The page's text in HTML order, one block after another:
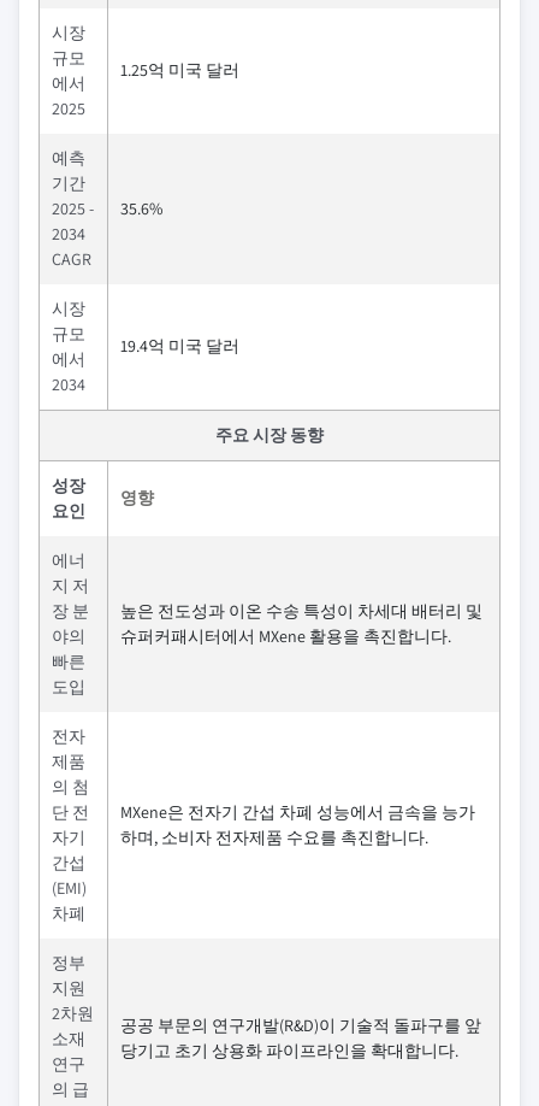
시장
규모
에서
2025
1.25억 미국 달러
예측
기간
2025 -
2034
CAGR
35.6%
시장
규모
에서
2034
19.4억 미국 달러
주요 시장 동향
성장
요인
영향
에너
지 저
장 분
야의
빠른
도입
높은 전도성과 이온 수송 특성이 차세대 배터리 및
슈퍼커패시터에서 MXene 활용을 촉진합니다.
전자
제품
의 첨
단 전
자기
간섭
(EMI)
차폐
MXene은 전자기 간섭 차폐 성능에서 금속을 능가
하며, 소비자 전자제품 수요를 촉진합니다.
정부
지원
2차원
소재
연구
의 급
공공 부문의 연구개발(R&D)이 기술적 돌파구를 앞
당기고 초기 상용화 파이프라인을 확대합니다.